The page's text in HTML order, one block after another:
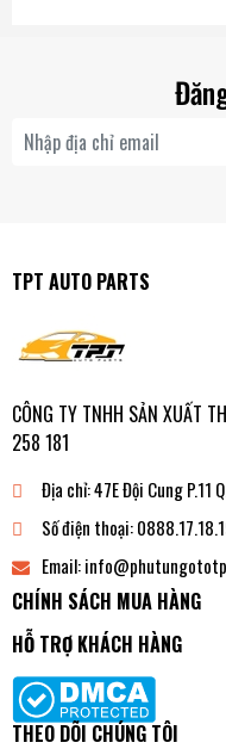
TPT AUTO PARTS
CÔNG TY TNHH SẢN XUẤT
258 181
Địa chỉ:47E Đội Cung P.11
Số điện thoại:
Email:
CHÍNH SÁCH MUA HÀNG
HỖ TRỢ KHÁCH HÀNG
THEO DÕI CHÚNG TÔI